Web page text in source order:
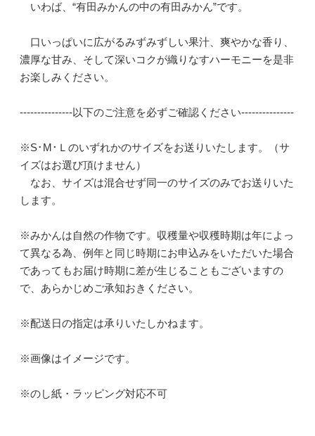
いわば、“有田みかんの中の有田みかん”です。
口いっぱいに広がるみずみずしい果汁、爽やかな香り、
濃厚な甘み、そして深いコクが織りなすハーモニーを是非
お楽しみください。
---------------以下のご注意を必ずご確認ください---------------
※S･M･Ｌのいずれかのサイズをお送りいたします。（サ
イズはお選び頂けません）
なお、サイズは混合せず同一のサイズのみでお送りいた
します。
※みかんは自然の作物です。収穫量や収穫時期は年によっ
て異なる為、例年と同じ時期にお申込みをいただいた場合
であってもお届け時期に差が生じることもございますの
で、あらかじめご承知おきください。
※配送日の指定は承りいたしかねます。
※画像はイメージです。
※のし紙・ラッピング対応不可